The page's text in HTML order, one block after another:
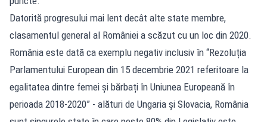
Datorită progresului mai lent decât alte state membre,
clasamentul general al României a scăzut cu un loc din 2020.
România este dată ca exemplu negativ inclusiv în “Rezoluția
Parlamentului European din 15 decembrie 2021 referitoare la
egalitatea dintre femei și bărbați în Uniunea Europeană în
perioada 2018-2020” - alături de Ungaria şi Slovacia, România